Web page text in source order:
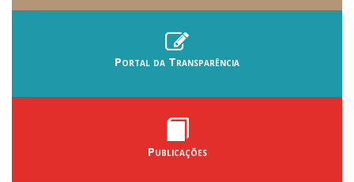
Portal da Transparência
Publicações